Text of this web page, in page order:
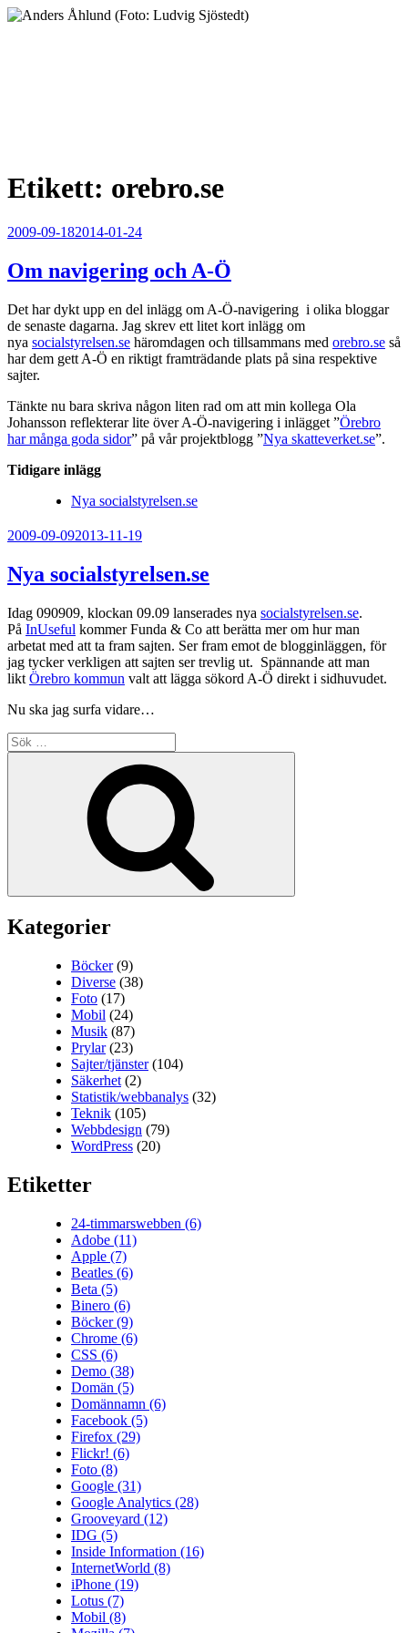
Hoppa
Etikett: orebro.se
Publicerat
2009-09-182014-01-24
Om navigering och A-Ö
Det har dykt upp en del inlägg om A-Ö-navigering i olika bloggar
de senaste dagarna. Jag skrev ett litet kort inlägg om
nya socialstyrelsen.se häromdagen och tillsammans med orebro.se så
har dem gett A-Ö en riktigt framträdande plats på sina respektive
sajter.
Tänkte nu bara skriva någon liten rad om att min kollega Ola
Johansson reflekterar lite över A-Ö-navigering i inlägget ”Örebro
har många goda sidor” på vår projektblogg ”Nya skatteverket.se”.
Tidigare inlägg
Nya socialstyrelsen.se
Publicerat
2009-09-092013-11-19
Nya socialstyrelsen.se
Idag 090909, klockan 09.09 lanserades nya socialstyrelsen.se.
På InUseful kommer Funda & Co att berätta mer om hur man
arbetat med att ta fram sajten. Ser fram emot de blogginläggen, för
jag tycker verkligen att sajten ser trevlig ut. Spännande att man
likt Örebro kommun valt att lägga sökord A-Ö direkt i sidhuvudet.
Nu ska jag surfa vidare…
Sök
efter:
Kategorier
Böcker(9)
Diverse (38)
Foto (17)
Mobil (24)
Musik (87)
Prylar(23)
Sajter/tjänster(104)
Säkerhet (2)
Statistik/webbanalys (32)
Teknik (105)
Webbdesign (79)
WordPress (20)
Etiketter
24-timmarswebben (6)
Adobe (11)
Apple (7)
Beatles (6)
Beta (5)
Binero (6)
Böcker(9)
Chrome (6)
CSS (6)
Demo (38)
Domän (5)
Domännamn (6)
Facebook (5)
Firefox (29)
Flickr! (6)
Foto (8)
Google (31)
Google Analytics (28)
Grooveyard (12)
IDG (5)
Inside Information (16)
InternetWorld (8)
iPhone (19)
Lotus (7)
Mobil (8)